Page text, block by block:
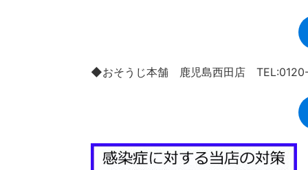
◆おそうじ本舗 鹿児島西田店